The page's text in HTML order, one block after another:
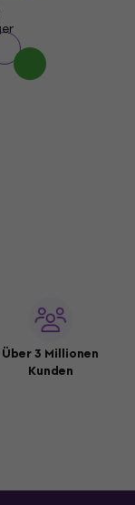
Über 3 Millionen
Kunden